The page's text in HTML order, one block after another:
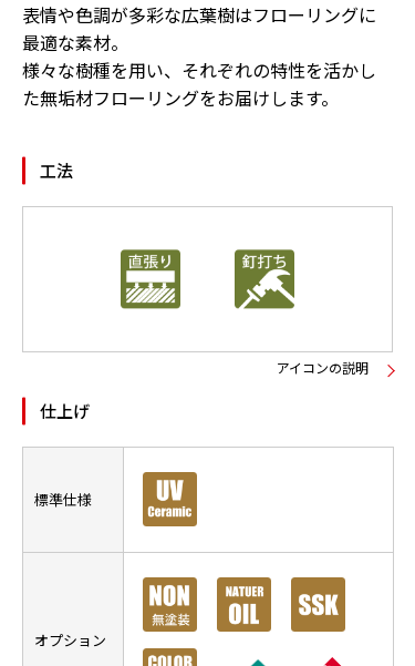
製品検索
表情や色調が多彩な広葉樹はフローリングに
最適な素材。
様々な樹種を用い、それぞれの特性を活かし
た無垢材フローリングをお届けします。
工法
アイコンの説明
仕上げ
標準仕様
オプション